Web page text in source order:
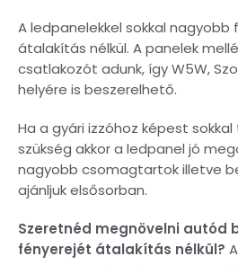
A ledpanelekkel sokkal
átalakítás nélkül. A panelek
csatlakozót adunk, így W5W,
helyére is beszerelhető.
Ha a gyári izzóhoz képest
szükség akkor a ledpanel jó
nagyobb csomagtartok illetve
ajánljuk elsősorban.
Szeretnéd megnövelni autód
fényerejét átalakítás nélkül?